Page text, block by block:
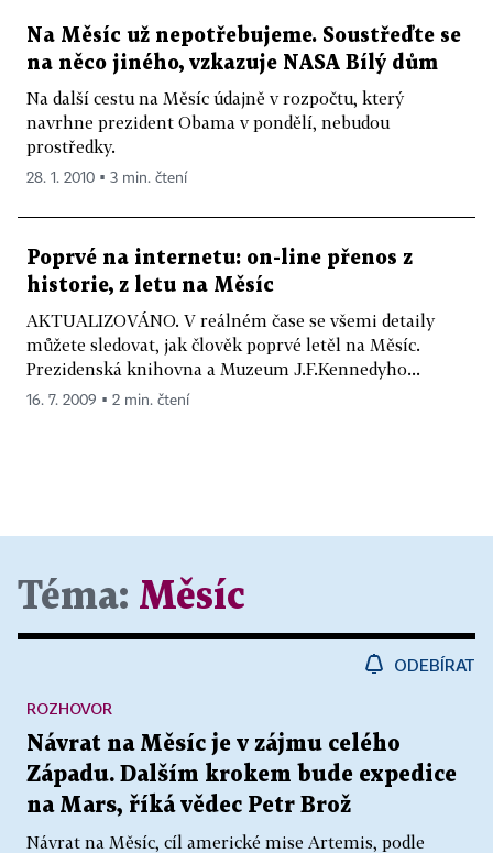
Na Měsíc už nepotřebujeme. Soustřeďte se
na něco jiného, vzkazuje NASA Bílý dům
Na další cestu na Měsíc údajně v rozpočtu, který
navrhne prezident Obama v pondělí, nebudou
prostředky.
28. 1. 2010 ▪ 3 min. čtení
Poprvé na internetu: on-line přenos z
historie, z letu na Měsíc
AKTUALIZOVÁNO. V reálném čase se všemi detaily
můžete sledovat, jak člověk poprvé letěl na Měsíc.
Prezidenská knihovna a Muzeum J.F.Kennedyho...
16. 7. 2009 ▪ 2 min. čtení
Téma: Měsíc
ODEBÍRAT
Návrat na Měsíc je v zájmu celého
Západu. Dalším krokem bude expedice
na Mars, říká vědec Petr Brož
Návrat na Měsíc, cíl americké mise Artemis, podle
ROZHOVOR